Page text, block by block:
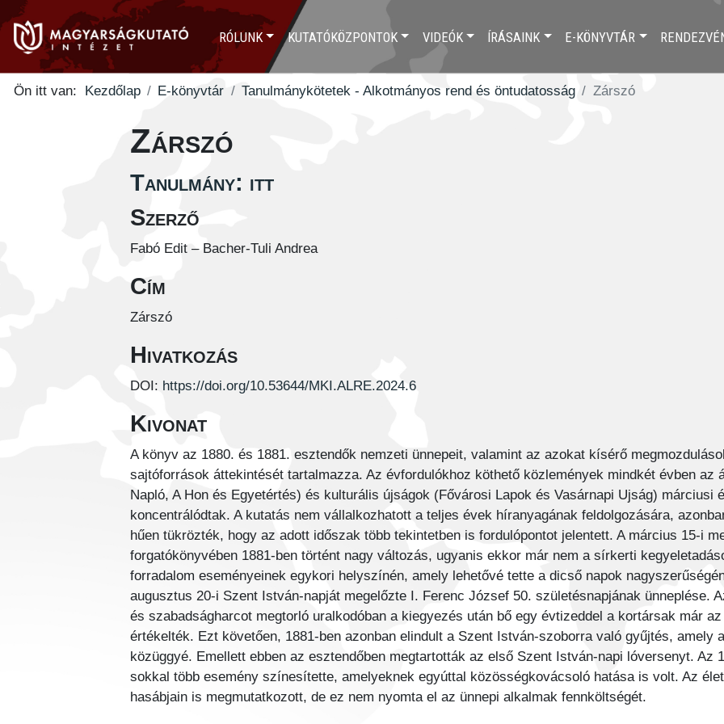
RÓLUNK KUTATÓKÖZPONTOK VIDEÓK ÍRÁSAINK E-KÖNYVTÁR
Ön itt van:
Kezdőlap E-könyvtár Tanulmánykötetek - Alkotmányos rend és öntudatosság Zárszó
Zárszó
Tanulmány: itt
Szerző
Fabó Edit – Bacher-Tuli Andrea
Cím
Zárszó
Hivatkozás
DOI: https://doi.org/10.53644/MKI.ALRE.2024.6
Kivonat
A könyv az 1880. és 1881. esztendők nemzeti ünnepeit, valamint az azokat kísérő
sajtóforrások áttekintését tartalmazza. Az évfordulókhoz köthető közlemények mindkét évben az
Napló, A Hon és Egyetértés) és kulturális újságok (Fővárosi Lapok és Vasárnapi Ujság) márciusi
koncentrálódtak. A kutatás nem vállalkozhatott a teljes évek híranyagának feldolgozására,
hűen tükrözték, hogy az adott időszak több tekintetben is fordulópontot jelentett. A március 15-i
forgatókönyvében 1881-ben történt nagy változás, ugyanis ekkor már nem a sírkerti
forradalom eseményeinek egykori helyszínén, amely lehetővé tette a dicső napok
augusztus 20-i Szent István-napját megelőzte I. Ferenc József 50. születésnapjának ünneplése.
és szabadságharcot megtorló uralkodóban a kiegyezés után bő egy évtizeddel a kortársak már
értékelték. Ezt követően, 1881-ben azonban elindult a Szent István-szoborra való gyűjtés, amely
közüggyé. Emellett ebben az esztendőben megtartották az első Szent István-napi lóversenyt. Az
sokkal több esemény színesítette, amelyeknek egyúttal közösségkovácsoló hatása is volt. Az
hasábjain is megmutatkozott, de ez nem nyomta el az ünnepi alkalmak fennköltségét.